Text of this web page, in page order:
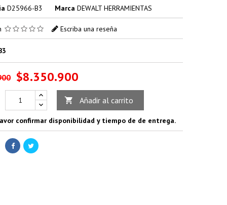
D25966-B3 Marca DEWALT HERRAMIENTAS
Escriba una reseña
$8.350.900
 Añadir al carrito
confirmar disponibilidad y tiempo de de entrega.